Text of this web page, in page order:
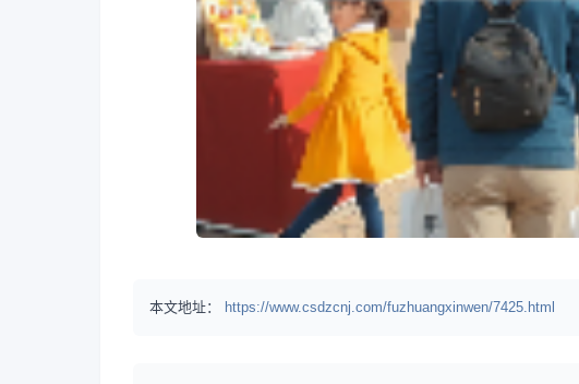
本文地址： https://www.csdzcnj.com/fuzhuangxinwen/7425.html